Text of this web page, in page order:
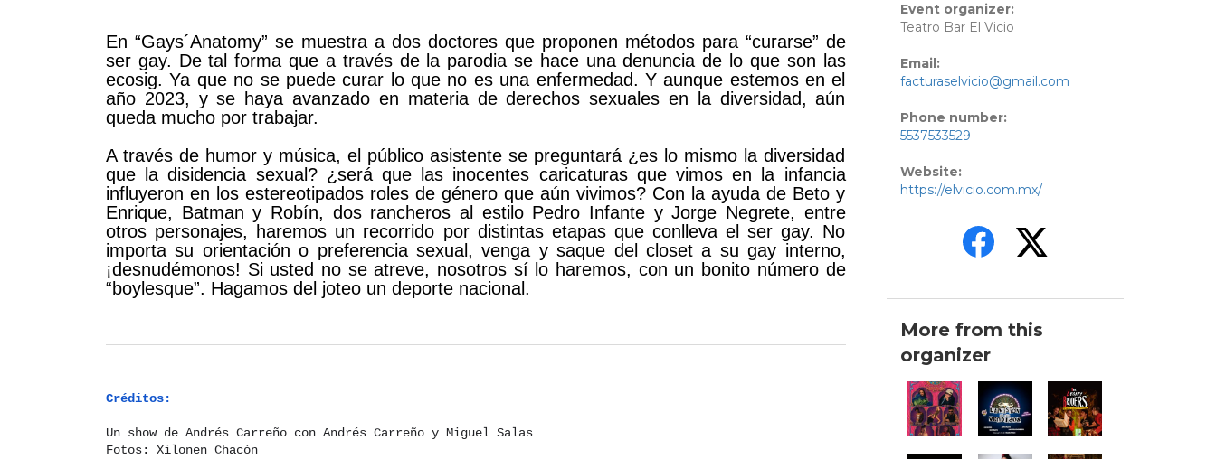
En “Gays´Anatomy” se muestra a dos doctores que proponen métodos para “curarse” de
ser gay. De tal forma que a través de la parodia se hace una denuncia de lo que son las
ecosig. Ya que no se puede curar lo que no es una enfermedad. Y aunque estemos en el
año 2023, y se haya avanzado en materia de derechos sexuales en la diversidad, aún
queda mucho por trabajar.
A través de humor y música, el público asistente se preguntará ¿es lo mismo la diversidad
que la disidencia sexual? ¿será que las inocentes caricaturas que vimos en la infancia
influyeron en los estereotipados roles de género que aún vivimos? Con la ayuda de Beto y
Enrique, Batman y Robín, dos rancheros al estilo Pedro Infante y Jorge Negrete, entre
otros personajes, haremos un recorrido por distintas etapas que conlleva el ser gay. No
importa su orientación o preferencia sexual, venga y saque del closet a su gay interno,
¡desnudémonos! Si usted no se atreve, nosotros sí lo haremos, con un bonito número de
“boylesque”. Hagamos del joteo un deporte nacional.
Créditos:
Un show de Andrés Carreño con Andrés Carreño y Miguel Salas
Fotos: Xilonen Chacón
Event organizer:
Teatro Bar El Vicio
Email:
facturaselvicio@gmail.com
Phone number:
5537533529
Website:
https://elvicio.com.mx/
More from this
organizer